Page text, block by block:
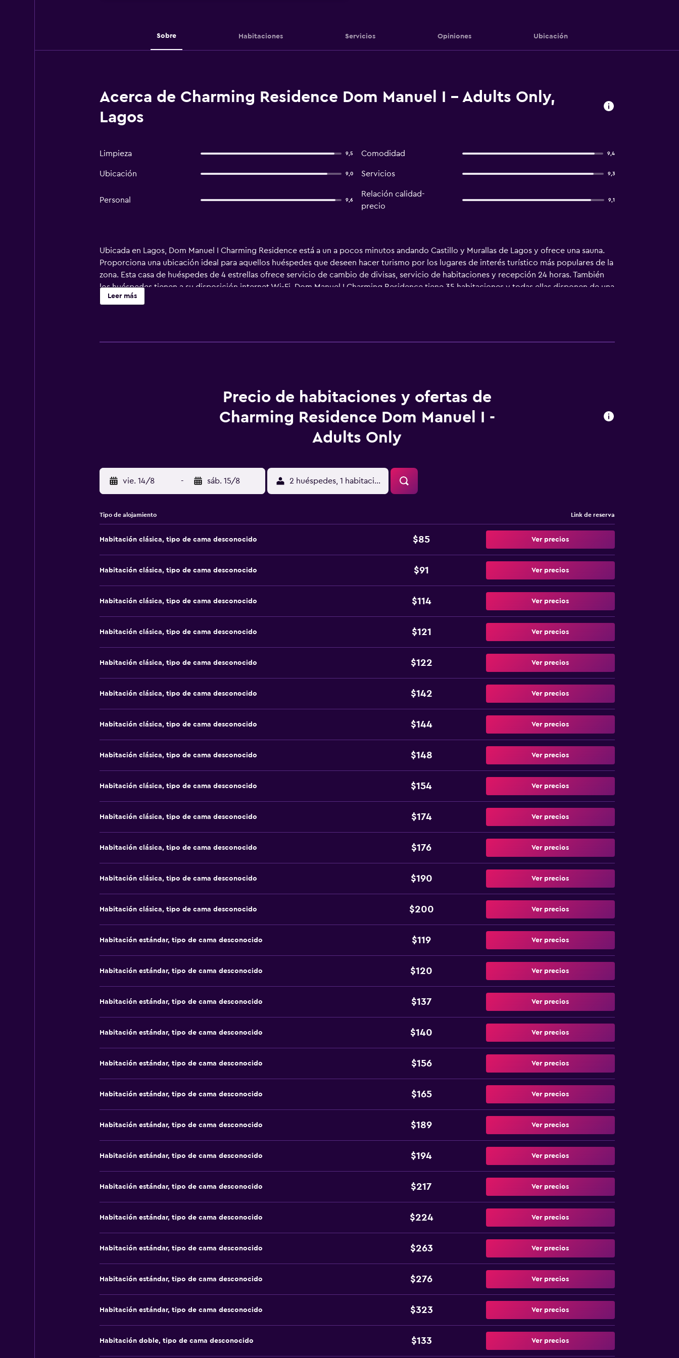
Sobre Habitaciones Servicios Opiniones Ubicación
Acerca de Charming Residence Dom Manuel I - Adults Only,
Lagos
Limpieza 9,5 Comodidad 9,4
Ubicación 9,0 Servicios 9,3
Personal 9,6
Relación calidad-
precio
9,1
Ubicada en Lagos, Dom Manuel I Charming Residence está a un a pocos minutos andando Castillo y Murallas de Lagos y ofrece una sauna.
Proporciona una ubicación ideal para aquellos huéspedes que deseen hacer turismo por los lugares de interés turístico más populares de la
zona. Esta casa de huéspedes de 4 estrellas ofrece servicio de cambio de divisas, servicio de habitaciones y recepción 24 horas. También
los huéspedes tienen a su disposición internet Wi-Fi. Dom Manuel I Charming Residence tiene 35 habitaciones y todas ellas disponen de una
gran variedad de instalaciones y servicios para que su estancia sea muy agradable. La casa de huéspedes está cerca de tiendas y
Leer más
Precio de habitaciones y ofertas de
Charming Residence Dom Manuel I -
Adults Only
vie. 14/8 - sáb. 15/8 2 huéspedes, 1 habitación
Tipo de alojamiento Link de reserva
Habitación clásica, tipo de cama desconocido $85 Ver precios
Habitación clásica, tipo de cama desconocido $91 Ver precios
Habitación clásica, tipo de cama desconocido $114 Ver precios
Habitación clásica, tipo de cama desconocido $121 Ver precios
Habitación clásica, tipo de cama desconocido $122 Ver precios
Habitación clásica, tipo de cama desconocido $142 Ver precios
Habitación clásica, tipo de cama desconocido $144 Ver precios
Habitación clásica, tipo de cama desconocido $148 Ver precios
Habitación clásica, tipo de cama desconocido $154 Ver precios
Habitación clásica, tipo de cama desconocido $174 Ver precios
Habitación clásica, tipo de cama desconocido $176 Ver precios
Habitación clásica, tipo de cama desconocido $190 Ver precios
Habitación clásica, tipo de cama desconocido $200 Ver precios
Habitación estándar, tipo de cama desconocido $119 Ver precios
Habitación estándar, tipo de cama desconocido $120 Ver precios
Habitación estándar, tipo de cama desconocido $137 Ver precios
Habitación estándar, tipo de cama desconocido $140 Ver precios
Habitación estándar, tipo de cama desconocido $156 Ver precios
Habitación estándar, tipo de cama desconocido $165 Ver precios
Habitación estándar, tipo de cama desconocido $189 Ver precios
Habitación estándar, tipo de cama desconocido $194 Ver precios
Habitación estándar, tipo de cama desconocido $217 Ver precios
Habitación estándar, tipo de cama desconocido $224 Ver precios
Habitación estándar, tipo de cama desconocido $263 Ver precios
Habitación estándar, tipo de cama desconocido $276 Ver precios
Habitación estándar, tipo de cama desconocido $323 Ver precios
Habitación doble, tipo de cama desconocido $133 Ver precios